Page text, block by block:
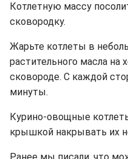
Котлетную массу
сковородку.
Жарьте котлеты в
растительного масла на
сковороде. С каждой
минуты.
Курино-овощные
крышкой накрывать их